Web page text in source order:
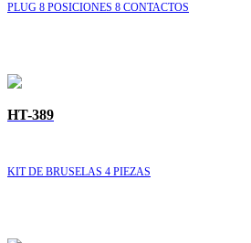
PLUG 8 POSICIONES 8 CONTACTOS
HT-389
KIT DE BRUSELAS 4 PIEZAS